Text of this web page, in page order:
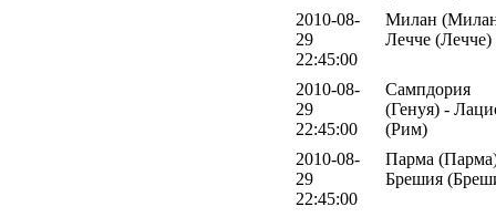
2010-08-
29
22:45:00
Милан
Лечче (Лечче)
2010-08-
29
22:45:00
Сампдория
(Генуя) -
(Рим)
2010-08-
29
22:45:00
Парма
Брешия